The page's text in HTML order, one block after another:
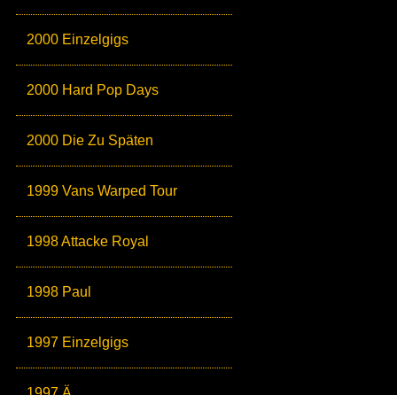
2000 Einzelgigs
2000 Hard Pop Days
2000 Die Zu Späten
1999 Vans Warped Tour
1998 Attacke Royal
1998 Paul
1997 Einzelgigs